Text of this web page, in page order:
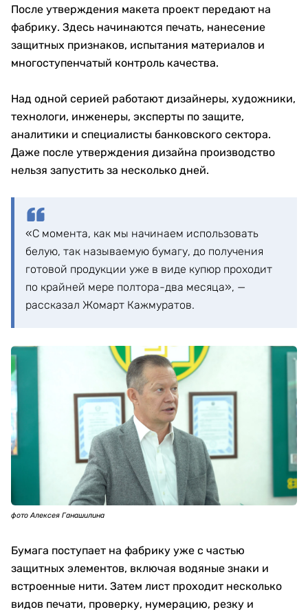
После утверждения макета проект передают на
фабрику. Здесь начинаются печать, нанесение
защитных признаков, испытания материалов и
многоступенчатый контроль качества.
Над одной серией работают дизайнеры, художники,
технологи, инженеры, эксперты по защите,
аналитики и специалисты банковского сектора.
Даже после утверждения дизайна производство
нельзя запустить за несколько дней.
«С момента, как мы начинаем использовать
белую, так называемую бумагу, до получения
готовой продукции уже в виде купюр проходит
по крайней мере полтора-два месяца», —
рассказал Жомарт Кажмуратов.
фото Алексея Ганашилина
Бумага поступает на фабрику уже с частью
защитных элементов, включая водяные знаки и
встроенные нити. Затем лист проходит несколько
видов печати, проверку, нумерацию, резку и